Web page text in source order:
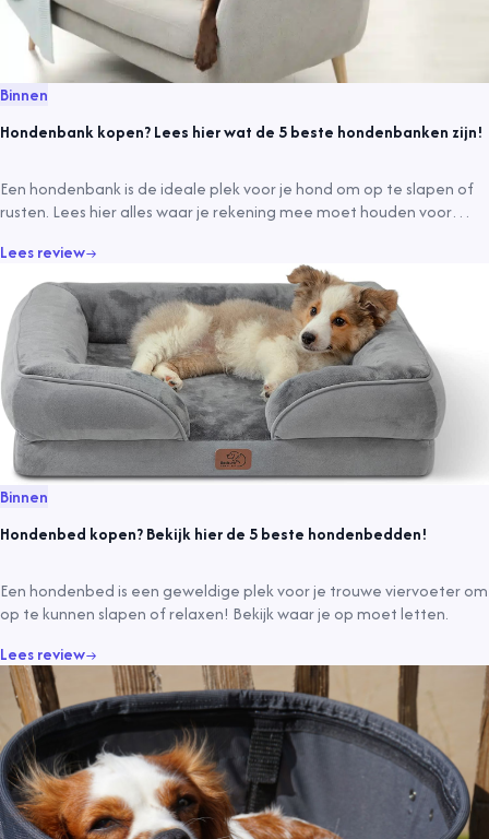
Binnen
Hondenbank kopen? Lees hier wat de 5 beste hondenbanken zijn!
Een hondenbank is de ideale plek voor je hond om op te slapen of
rusten. Lees hier alles waar je rekening mee moet houden voor
Lees review
Binnen
Hondenbed kopen? Bekijk hier de 5 beste hondenbedden!
Een hondenbed is een geweldige plek voor je trouwe viervoeter om
op te kunnen slapen of relaxen! Bekijk waar je op moet letten.
Lees review